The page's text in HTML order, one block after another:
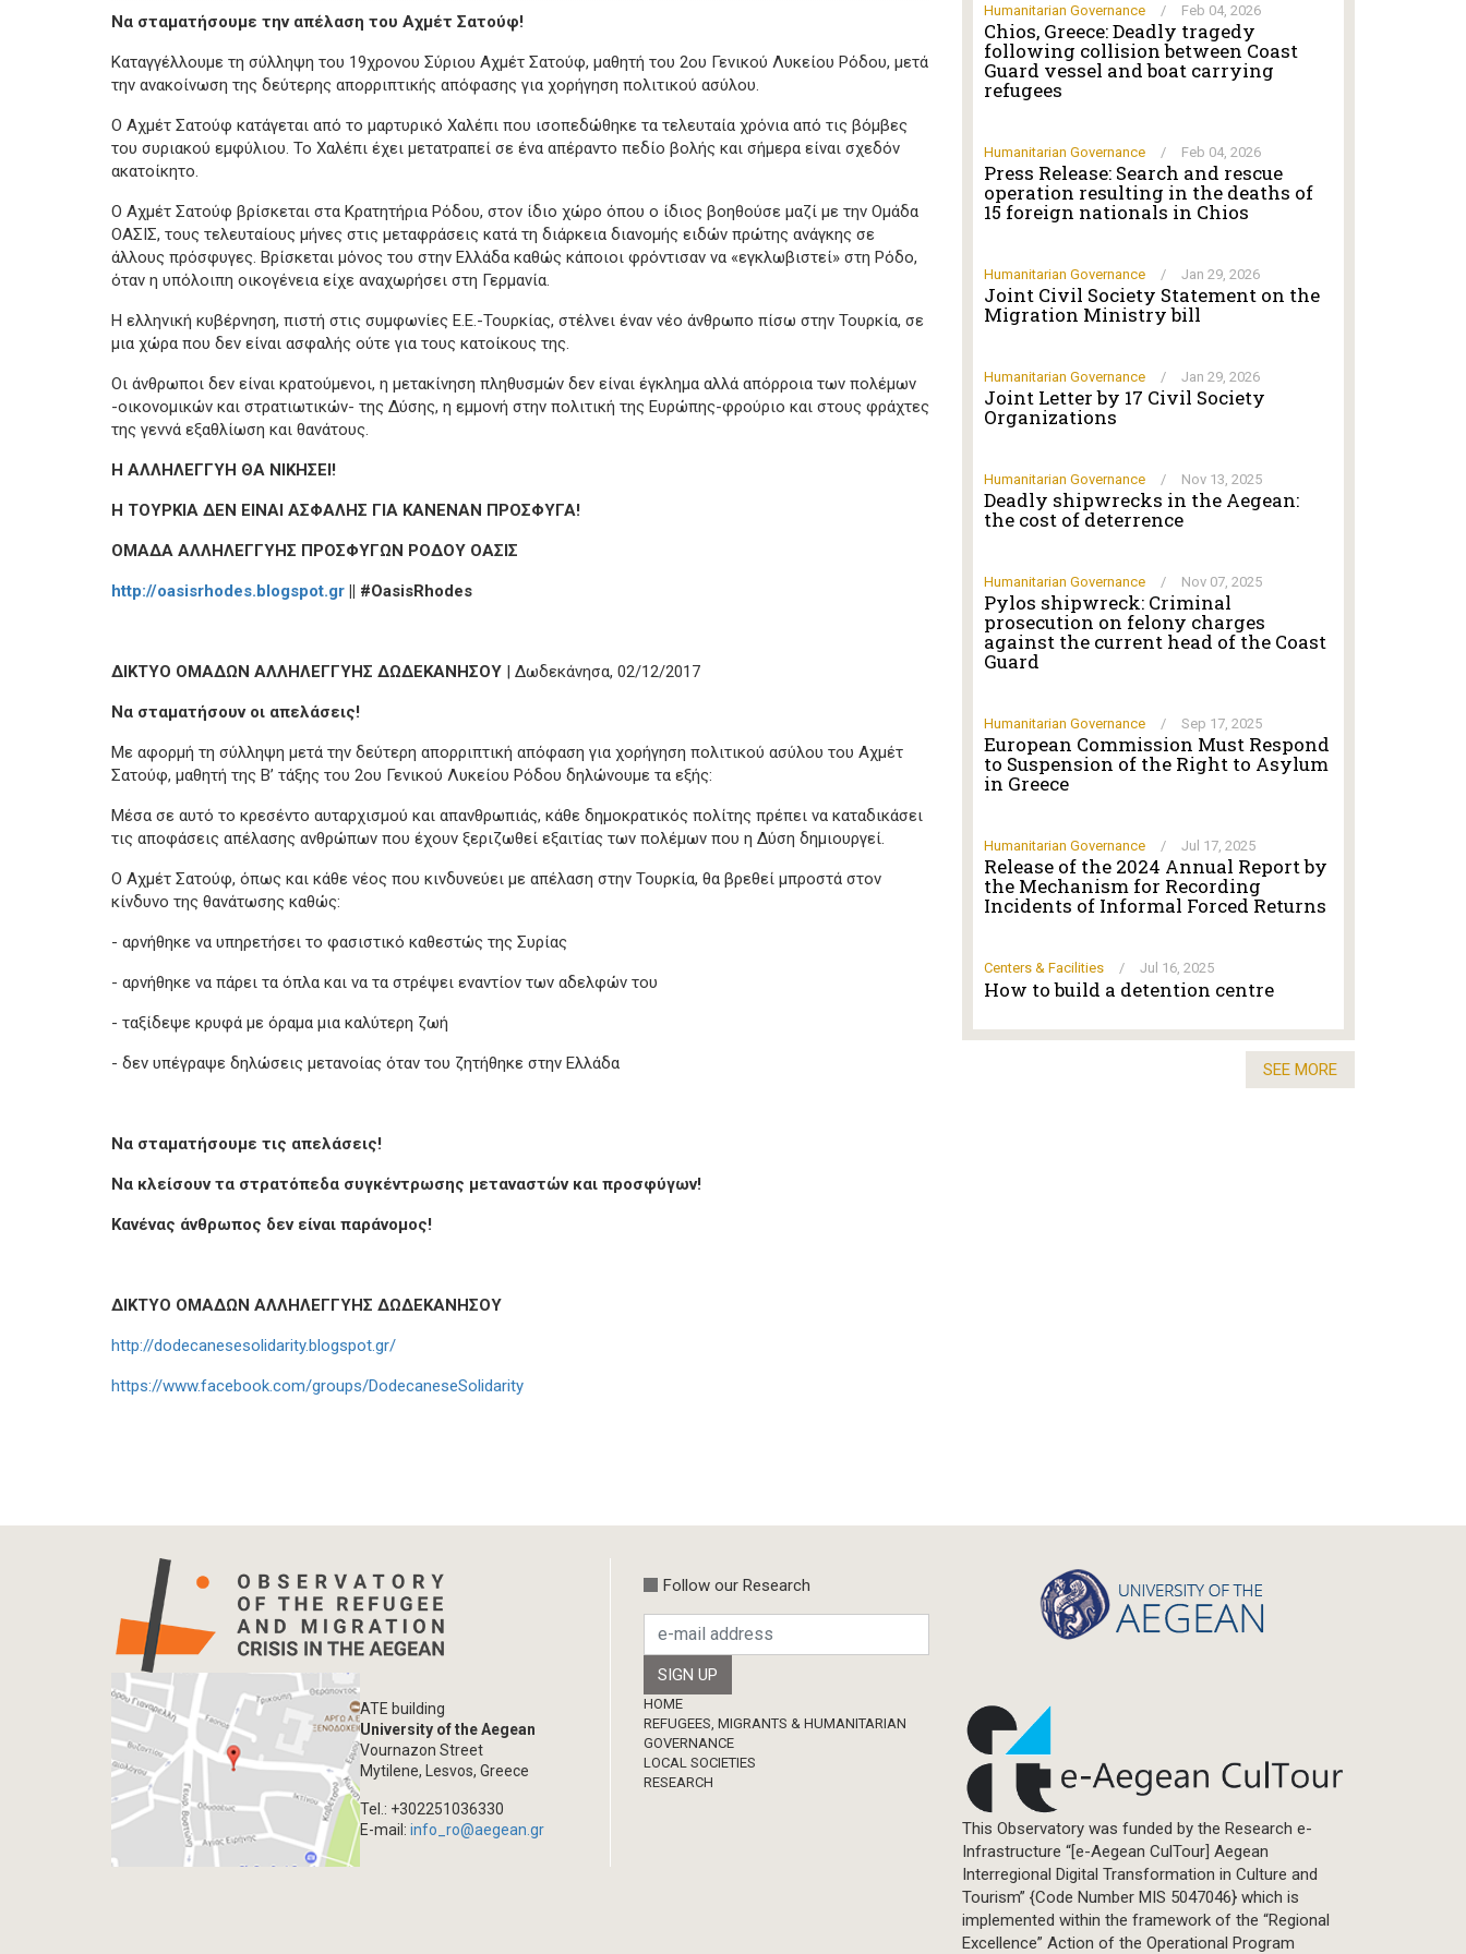
Να σταματήσουμε την απέλαση του Αχμέτ Σατούφ!
Καταγγέλλουμε τη σύλληψη του 19χρονου Σύριου Αχμέτ Σατούφ, μαθητή του 2ου Γενικού Λυκείου Ρόδου, μετά
την ανακοίνωση της δεύτερης απορριπτικής απόφασης για χορήγηση πολιτικού ασύλου.
Ο Αχμέτ Σατούφ κατάγεται από το μαρτυρικό Χαλέπι που ισοπεδώθηκε τα τελευταία χρόνια από τις βόμβες
του συριακού εμφύλιου. Το Χαλέπι έχει μετατραπεί σε ένα απέραντο πεδίο βολής και σήμερα είναι σχεδόν
ακατοίκητο.
Ο Αχμέτ Σατούφ βρίσκεται στα Κρατητήρια Ρόδου, στον ίδιο χώρο όπου ο ίδιος βοηθούσε μαζί με την Ομάδα
ΟΑΣΙΣ, τους τελευταίους μήνες στις μεταφράσεις κατά τη διάρκεια διανομής ειδών πρώτης ανάγκης σε
άλλους πρόσφυγες. Βρίσκεται μόνος του στην Ελλάδα καθώς κάποιοι φρόντισαν να «εγκλωβιστεί» στη Ρόδο,
όταν η υπόλοιπη οικογένεια είχε αναχωρήσει στη Γερμανία.
Η ελληνική κυβέρνηση, πιστή στις συμφωνίες Ε.Ε.-Τουρκίας, στέλνει έναν νέο άνθρωπο πίσω στην Τουρκία, σε
μια χώρα που δεν είναι ασφαλής ούτε για τους κατοίκους της.
Οι άνθρωποι δεν είναι κρατούμενοι, η μετακίνηση πληθυσμών δεν είναι έγκλημα αλλά απόρροια των πολέμων
-οικονομικών και στρατιωτικών- της Δύσης, η εμμονή στην πολιτική της Ευρώπης-φρούριο και στους φράχτες
της γεννά εξαθλίωση και θανάτους.
Η ΑΛΛΗΛΕΓΓΥΗ ΘΑ ΝΙΚΗΣΕΙ!
Η ΤΟΥΡΚΙΑ ΔΕΝ ΕΙΝΑΙ ΑΣΦΑΛΗΣ ΓΙΑ ΚΑΝΕΝΑΝ ΠΡΟΣΦΥΓΑ!
ΟΜΑΔΑ ΑΛΛΗΛΕΓΓΥΗΣ ΠΡΟΣΦΥΓΩΝ ΡΟΔΟΥ ΟΑΣΙΣ
http://oasisrhodes.blogspot.gr || #OasisRhodes
ΔΙΚΤΥΟ ΟΜΑΔΩΝ ΑΛΛΗΛΕΓΓΥΗΣ ΔΩΔΕΚΑΝΗΣΟΥ | Δωδεκάνησα, 02/12/2017
Να σταματήσουν οι απελάσεις!
Με αφορμή τη σύλληψη μετά την δεύτερη απορριπτική απόφαση για χορήγηση πολιτικού ασύλου του Αχμέτ
Σατούφ, μαθητή της Β’ τάξης του 2ου Γενικού Λυκείου Ρόδου δηλώνουμε τα εξής:
Μέσα σε αυτό το κρεσέντο αυταρχισμού και απανθρωπιάς, κάθε δημοκρατικός πολίτης πρέπει να καταδικάσει
τις αποφάσεις απέλασης ανθρώπων που έχουν ξεριζωθεί εξαιτίας των πολέμων που η Δύση δημιουργεί.
Ο Αχμέτ Σατούφ, όπως και κάθε νέος που κινδυνεύει με απέλαση στην Τουρκία, θα βρεθεί μπροστά στον
κίνδυνο της θανάτωσης καθώς:
- αρνήθηκε να υπηρετήσει το φασιστικό καθεστώς της Συρίας
- αρνήθηκε να πάρει τα όπλα και να τα στρέψει εναντίον των αδελφών του
- ταξίδεψε κρυφά με όραμα μια καλύτερη ζωή
- δεν υπέγραψε δηλώσεις μετανοίας όταν του ζητήθηκε στην Ελλάδα
Να σταματήσουμε τις απελάσεις!
Να κλείσουν τα στρατόπεδα συγκέντρωσης μεταναστών και προσφύγων!
Κανένας άνθρωπος δεν είναι παράνομος!
ΔΙΚΤΥΟ ΟΜΑΔΩΝ ΑΛΛΗΛΕΓΓΥΗΣ ΔΩΔΕΚΑΝΗΣΟΥ
http://dodecanesesolidarity.blogspot.gr/
https://www.facebook.com/groups/DodecaneseSolidarity
Humanitarian Governance / Feb 04, 2026
Chios, Greece: Deadly tragedy
following collision between Coast
Guard vessel and boat carrying
refugees
Humanitarian Governance / Feb 04, 2026
Press Release: Search and rescue
operation resulting in the deaths of
15 foreign nationals in Chios
Humanitarian Governance / Jan 29, 2026
Joint Civil Society Statement on the
Migration Ministry bill
Humanitarian Governance / Jan 29, 2026
Joint Letter by 17 Civil Society
Organizations
Humanitarian Governance / Nov 13, 2025
Deadly shipwrecks in the Aegean:
the cost of deterrence
Humanitarian Governance / Nov 07, 2025
Pylos shipwreck: Criminal
prosecution on felony charges
against the current head of the Coast
Guard
Humanitarian Governance / Sep 17, 2025
European Commission Must Respond
to Suspension of the Right to Asylum
in Greece
Humanitarian Governance / Jul 17, 2025
Release of the 2024 Annual Report by
the Mechanism for Recording
Incidents of Informal Forced Returns
Centers & Facilities / Jul 16, 2025
How to build a detention centre
SEE MORE
ATE building
University of the Aegean
Vournazon Street
Mytilene, Lesvos, Greece
Tel.: +302251036330
E-mail:info_ro@aegean.gr
Follow our Research
Footer
HOME
REFUGEES, MIGRANTS & HUMANITARIAN
GOVERNANCE
LOCAL SOCIETIES
RESEARCH
This Observatory was funded by the Research e-
Infrastructure “[e-Aegean CulTour] Aegean
Interregional Digital Transformation in Culture and
Tourism” {Code Number MIS 5047046} which is
implemented within the framework of the “Regional
Excellence” Action of the Operational Program